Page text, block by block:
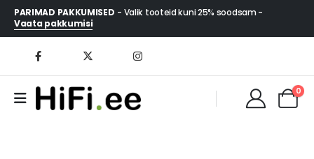
PARIMAD PAKKUMISED - Valik tooteid kuni 25% soodsam -
Vaata pakkumisi
0